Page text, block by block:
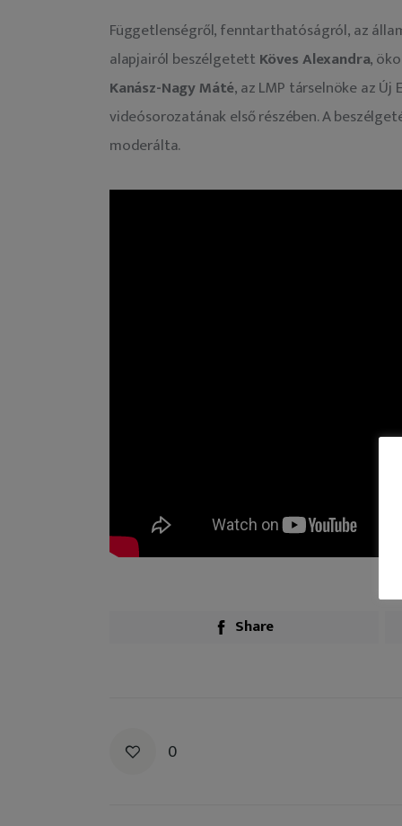
Függetlenségről, fenntarthatóságról, az
alapjairól beszélgetett Köves Alexandra,
Kanász-Nagy Máté, az LMP társelnöke az
videósorozatának első részében. A
moderálta.
Share
0